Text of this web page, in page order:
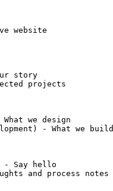
website
story
projects
we design
- What we build
- Say hello
and process notes